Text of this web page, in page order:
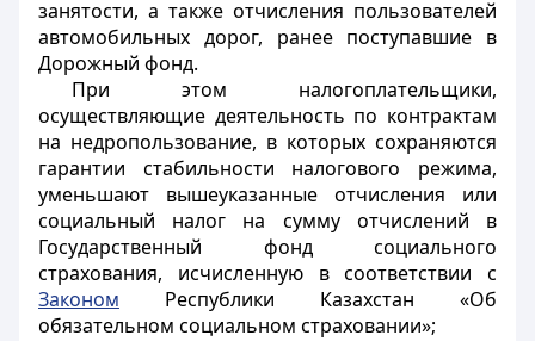
занятости, а также отчисления пользователей
автомобильных дорог, ранее поступавшие в
Дорожный фонд.
При этом налогоплательщики,
осуществляющие деятельность по контрактам
на недропользование, в которых сохраняются
гарантии стабильности налогового режима,
уменьшают вышеуказанные отчисления или
социальный налог на сумму отчислений в
Государственный фонд социального
страхования, исчисленную в соответствии с
Законом Республики Казахстан «Об
обязательном социальном страховании»;